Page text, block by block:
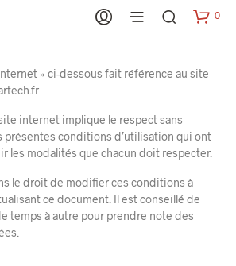
0
» ci-dessous fait référence au site
internet implique le respect sans
présentes conditions d’utilisation qui ont
les modalités que chacun doit respecter.
le droit de modifier ces conditions à
ce document. Il est conseillé de
temps à autre pour prendre note des